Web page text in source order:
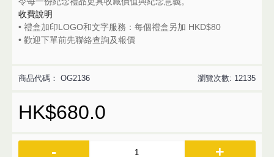
收費說明
• 禮盒加印LOGO和文字服務：每個禮盒另加 HKD$80
• 歡迎下單前先聯絡查詢及報價
瀏覽次數: 12135
商品代碼： OG2136
HK$680.0
- +